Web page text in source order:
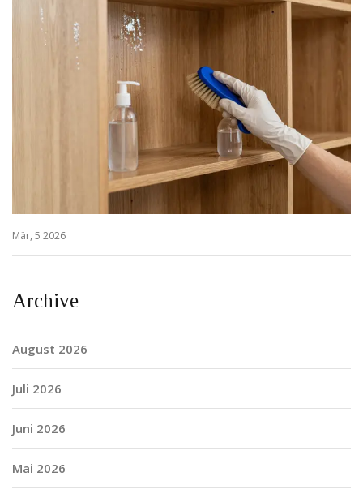
Mär, 5 2026
Archive
August 2026
Juli 2026
Juni 2026
Mai 2026